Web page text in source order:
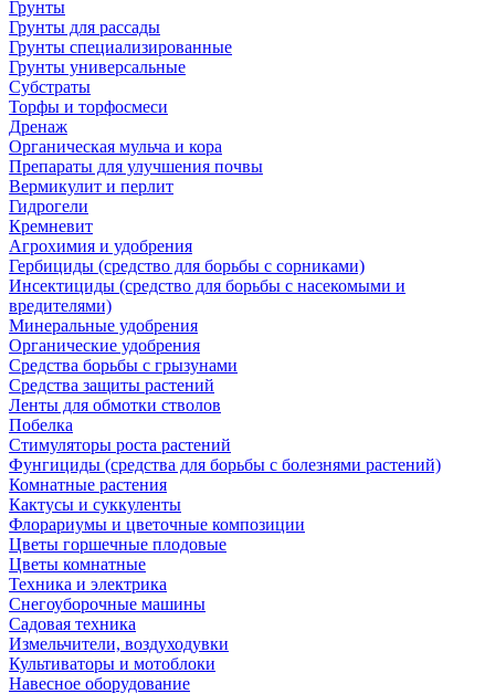
Грунты
Грунты для рассады
Грунты специализированные
Грунты универсальные
Субстраты
Торфы и торфосмеси
Дренаж
Органическая мульча и кора
Препараты для улучшения почвы
Вермикулит и перлит
Гидрогели
Кремневит
Агрохимия и удобрения
Гербициды (средство для борьбы с сорниками)
Инсектициды (средство для борьбы с насекомыми и
вредителями)
Минеральные удобрения
Органические удобрения
Средства борьбы с грызунами
Средства защиты растений
Ленты для обмотки стволов
Побелка
Стимуляторы роста растений
Фунгициды (средства для борьбы с болезнями растений)
Комнатные растения
Кактусы и суккуленты
Флорариумы и цветочные композиции
Цветы горшечные плодовые
Цветы комнатные
Техника и электрика
Снегоуборочные машины
Садовая техника
Измельчители, воздуходувки
Культиваторы и мотоблоки
Навесное оборудование